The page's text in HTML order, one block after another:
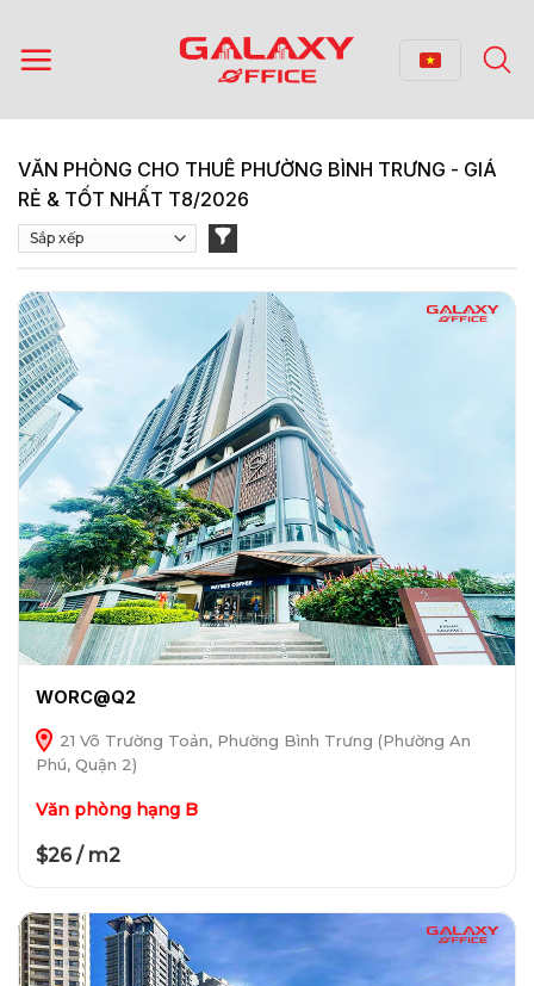
qua
nội
VĂN PHÒNG CHO THUÊ PHƯỜNG BÌNH TRƯNG - GIÁ
RẺ & TỐT NHẤT T8/2026
WORC@Q2
21 Võ Trường Toản, Phường Bình Trưng (Phường An
Phú, Quận 2)
Văn phòng hạng B
$26 / m2